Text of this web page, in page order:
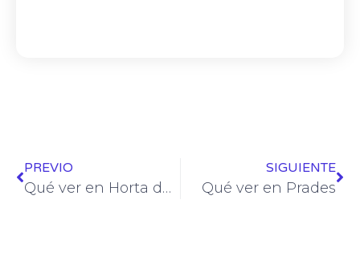
PREVIO
Qué ver en Horta de Sant Joan
SIGUIENTE
Qué ver en Prades